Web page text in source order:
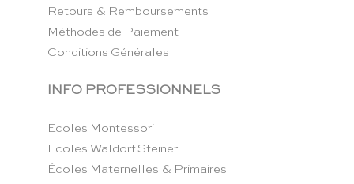
Retours & Remboursements
Méthodes de Paiement
Conditions Générales
INFO PROFESSIONNELS
Ecoles Montessori
Ecoles Waldorf Steiner
Écoles Maternelles & Primaires